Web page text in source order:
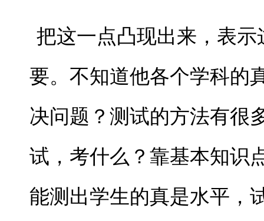
把这一点凸现出来，表示
要。不知道他各个学科的
决问题？测试的方法有很
试，考什么？靠基本知识
能测出学生的真是水平，